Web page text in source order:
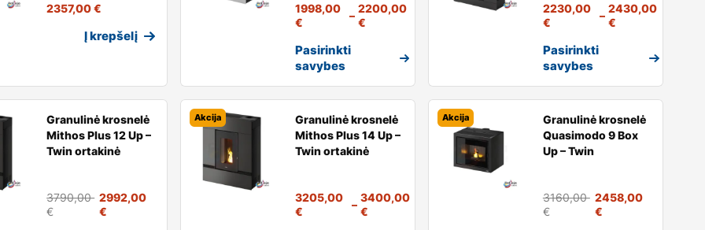
2357,00€
Į krepšelį
1998,00
€
–
2200,00
€
Pasirinkti
savybes
2230,00
€
–
2430,00
€
Pasirinkti
savybes
Granulinė krosnelė
Mithos Plus 12 Up –
Twin ortakinė
3790,00
€
2992,00
€
Akcija
Granulinė krosnelė
Mithos Plus 14 Up –
Twin ortakinė
3205,00
€
–
3400,00
€
Akcija
Granulinė krosnelė
Quasimodo 9 Box
Up – Twin
3160,00
€
2458,00
€